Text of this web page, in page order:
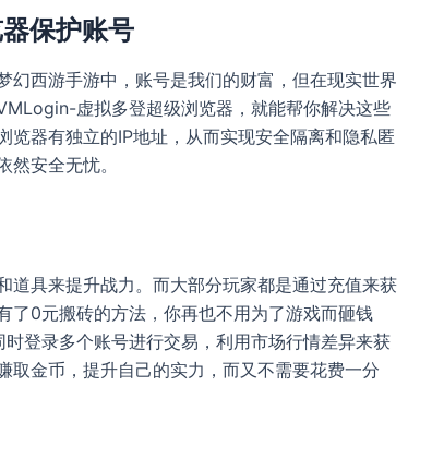
保护账号
西游手游中，账号是我们的财富，但在现实世界
虚拟多登超级浏览器，就能帮你解决这些
器有独立的IP地址，从而实现安全隔离和隐私匿
安全无忧。
道具来提升战力。而大部分玩家都是通过充值来获
了0元搬砖的方法，你再也不用为了游戏而砸钱
登录多个账号进行交易，利用市场行情差异来获
取金币，提升自己的实力，而又不需要花费一分